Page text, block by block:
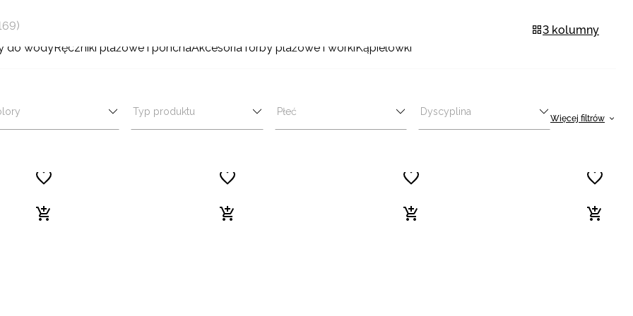
3 kolumny
do wodyRęczniki plażowe i ponchaAkcesoria Torby plażowe i workiKąpielówki
Typ produktu Płeć Dyscyplina
Więcej filtrów